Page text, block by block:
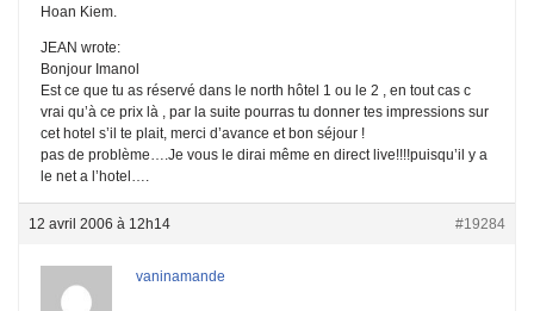
Hoan Kiem.
JEAN wrote:
Bonjour Imanol
Est ce que tu as réservé dans le north hôtel 1 ou le 2 , en tout cas c
vrai qu’à ce prix là , par la suite pourras tu donner tes impressions sur
cet hotel s’il te plait, merci d’avance et bon séjour !
pas de problème….Je vous le dirai même en direct live!!!!puisqu’il y a
le net a l’hotel….
12 avril 2006 à 12h14 #19284
vaninamande